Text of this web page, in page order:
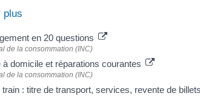
plus
en 20 questions
de la consommation (INC)
à domicile et réparations courantes
de la consommation (INC)
train : titre de transport, services, revente de